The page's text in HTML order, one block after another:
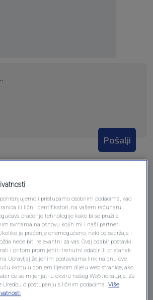
Pošalji
Pošalji komentar
i pristupamo osobnim podacima, kao
ili lični identifikatori, na vašem računaru .
praćenje tehnologije kako bi se pružila
svrhama na osnovu kojih mi i naši partneri
je praćenje onemogućeno, neki od sadržaja i
neće biti relevantni za vas. Ovaj odabir postavki
i pritom promijeniti trenutni odabir ili pristanak
Upravljaj željenim postavkama link na dnu ove
ikonu u donjem lijevom dijelu web stranice, ako
će se mijenjati u okviru našeg Wеб локација. Za
Uredbu o postupanju s ličnim podacima. Više